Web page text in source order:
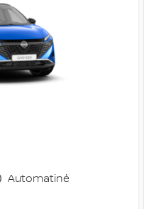
Automatinė